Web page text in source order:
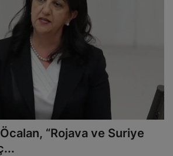
“Rojava ve Suriye